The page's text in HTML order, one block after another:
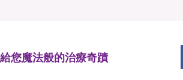
您魔法般的治療奇蹟